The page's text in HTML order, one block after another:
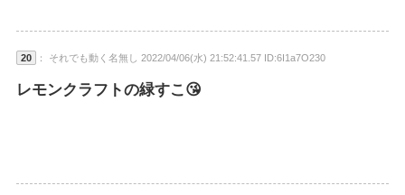
20 ： それでも動く名無し 2022/04/06(水) 21:52:41.57 ID:6I1a7O230
レモンクラフトの緑すこ😘